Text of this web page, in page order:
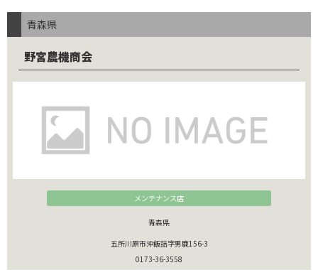
青森県
野宮農機商会
メンテナンス店
青森県
五所川原市沖飯詰字男鹿156-3
0173-36-3558